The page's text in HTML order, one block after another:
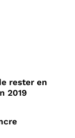
rester en
2019